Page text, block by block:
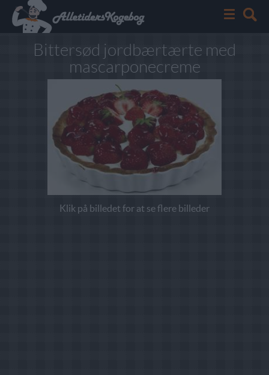
Bittersød jordbærtærte med
mascarponecreme
Klik på billedet for at se flere billeder